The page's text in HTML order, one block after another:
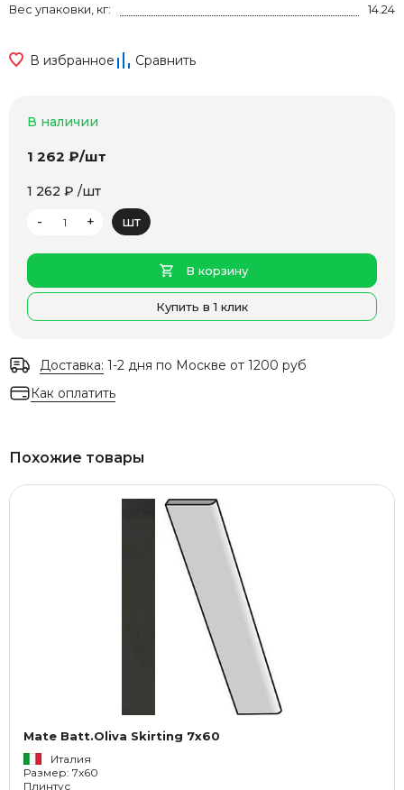
Вес упаковки, кг:
14.24
В избранное Сравнить
В наличии
1 262 ₽/шт
1 262 ₽ /шт
-
+ шт
В корзину
Купить в 1 клик
Доставка: 1-2 дня по Москве от 1200 руб
Как оплатить
Похожие товары
Mate Batt.Oliva Skirting 7x60
Италия
Размер: 7x60
Плинтус